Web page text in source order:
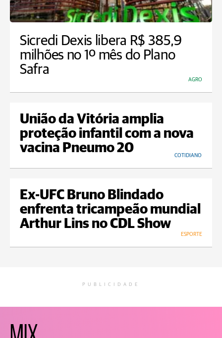
Sicredi Dexis libera R$ 385,9
milhões no 1º mês do Plano
Safra
AGRO
União da Vitória amplia
proteção infantil com a nova
vacina Pneumo 20
COTIDIANO
Ex-UFC Bruno Blindado
enfrenta tricampeão mundial
Arthur Lins no CDL Show
ESPORTE
PUBLICIDADE